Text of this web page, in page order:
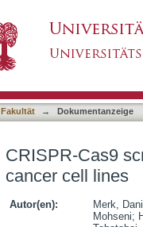
→ Dokumentanzeige
CRISPR-Cas9
cancer cell lines
Autor(en):
Merk,
Mohseni;